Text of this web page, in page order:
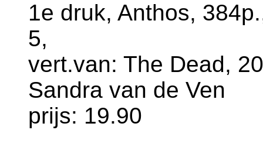
1e druk, Anthos,
5,
vert.van: The Dead,
Sandra van de Ven
prijs: 19.90